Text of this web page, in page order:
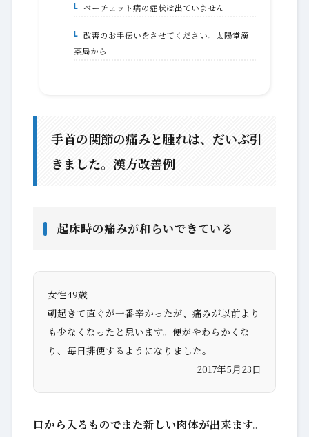
1-13.ベーチェット病の症状は出ていません
1-13-1.
改善のお手伝いをさせてください。太陽堂漢
薬局から
手首の関節の痛みと腫れは、だいぶ引
きました。漢方改善例
起床時の痛みが和らいできている
女性49歳
朝起きて直ぐが一番辛かったが、痛みが以前より
も少なくなったと思います。便がやわらかくな
り、毎日排便するようになりました。
2017年5月23日
口から入るものでまた新しい肉体が出来ます。